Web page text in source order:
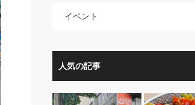
イベント
人気の記事